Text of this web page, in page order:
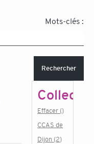
Mots-clés :
Rechercher
Effacer ()
CCAS de
Dijon (2)